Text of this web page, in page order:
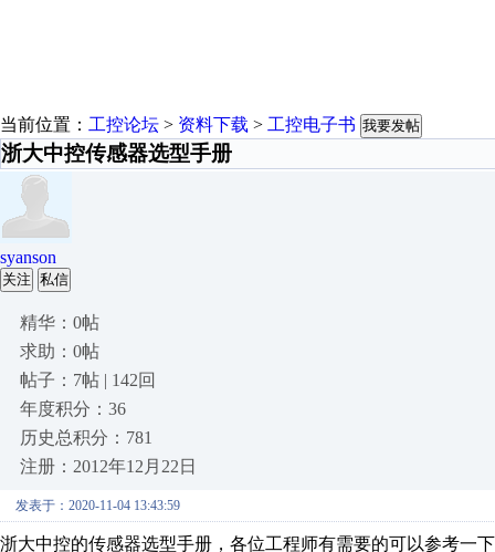
当前位置： 工控论坛 > 资料下载 > 工控电子书 我要发帖
浙大中控传感器选型手册
syanson
关注 私信
精华：0帖
求助：0帖
帖子：7帖 | 142回
年度积分：36
历史总积分：781
注册：2012年12月22日
发表于：2020-11-04 13:43:59
浙大中控的传感器选型手册，各位工程师有需要的可以参考一下